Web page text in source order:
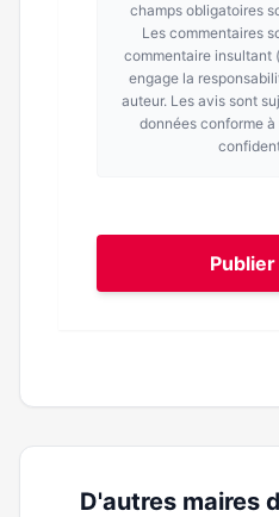
champs obligatoires
Les commentaires
commentaire insultant
engage la
auteur. Les avis sont
données conforme
D'autres maires